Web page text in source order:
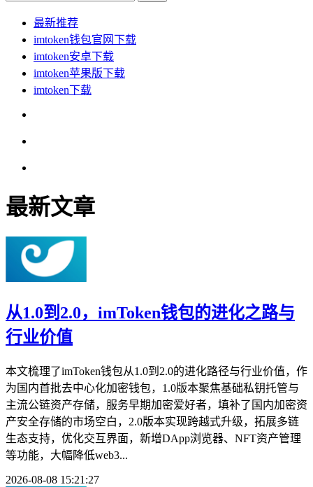
最新推荐
imtoken钱包官网下载
imtoken安卓下载
imtoken苹果版下载
imtoken下载
最新文章
从1.0到2.0，imToken钱包的进化之路与
行业价值
本文梳理了imToken钱包从1.0到2.0的进化路径与行业价值，作
为国内首批去中心化加密钱包，1.0版本聚焦基础私钥托管与
主流公链资产存储，服务早期加密爱好者，填补了国内加密资
产安全存储的市场空白，2.0版本实现跨越式升级，拓展多链
生态支持，优化交互界面，新增DApp浏览器、NFT资产管理
等功能，大幅降低web3...
2026-08-08 15:21:27